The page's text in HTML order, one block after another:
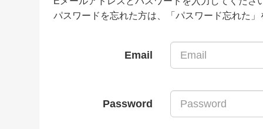
パスワードを忘れた方は、「パスワード忘れた
Email
Password